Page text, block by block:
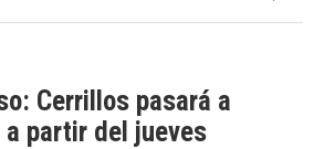
Cerrillos pasará a
partir del jueves